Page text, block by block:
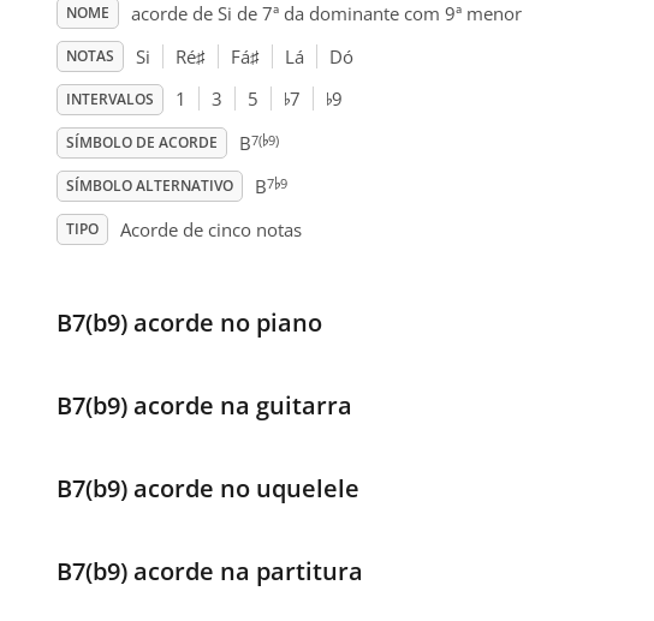
NOME acorde de Si de 7ª da dominante com 9ª menor
NOTAS Si Ré♯ Fá♯ Lá Dó
INTERVALOS 1 3 5 ♭7 ♭9
SÍMBOLO DE ACORDE B7(♭9)
SÍMBOLO ALTERNATIVO B7♭9
TIPO Acorde de cinco notas
B7(b9) acorde no piano
B7(b9) acorde na guitarra
B7(b9) acorde no uquelele
B7(b9) acorde na partitura